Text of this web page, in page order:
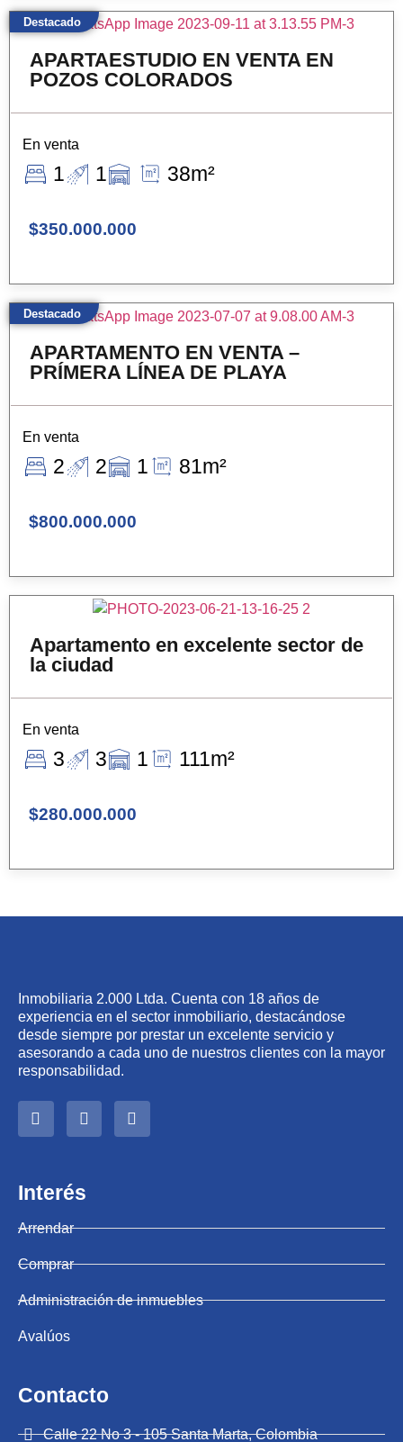
APARTAESTUDIO EN VENTA EN
POZOS COLORADOS
En venta
1 1 38m²
$350.000.000
Destacado
APARTAMENTO EN VENTA –
PRÍMERA LÍNEA DE PLAYA
En venta
2 2 1 81m²
$800.000.000
Destacado
Apartamento en excelente sector de
la ciudad
En venta
3 3 1 111m²
$280.000.000
Inmobiliaria 2.000 Ltda. Cuenta con 18 años de
experiencia en el sector inmobiliario, destacándose
desde siempre por prestar un excelente servicio y
asesorando a cada uno de nuestros clientes con la mayor
responsabilidad.
Interés
Arrendar
Comprar
Administración de inmuebles
Avalúos
Contacto
Calle 22 No 3 - 105 Santa Marta, Colombia